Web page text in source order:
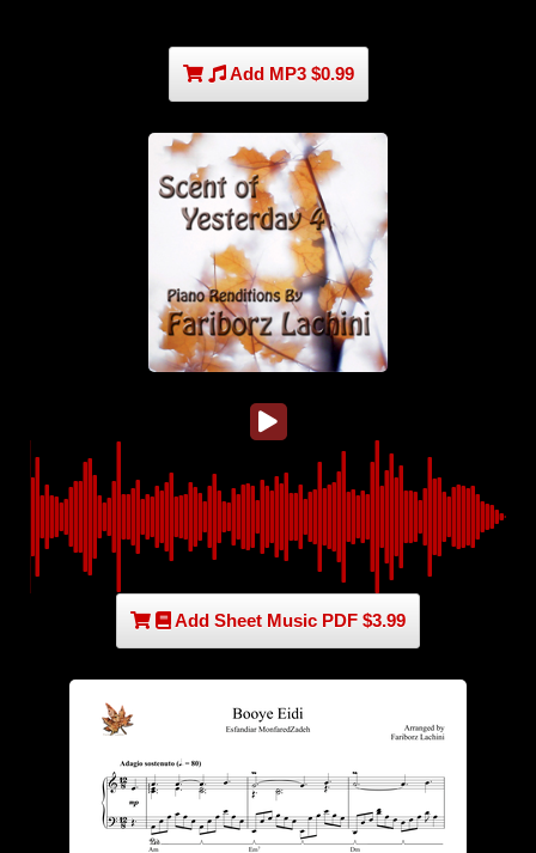
Add MP3 $0.99
Add Sheet Music PDF $3.99